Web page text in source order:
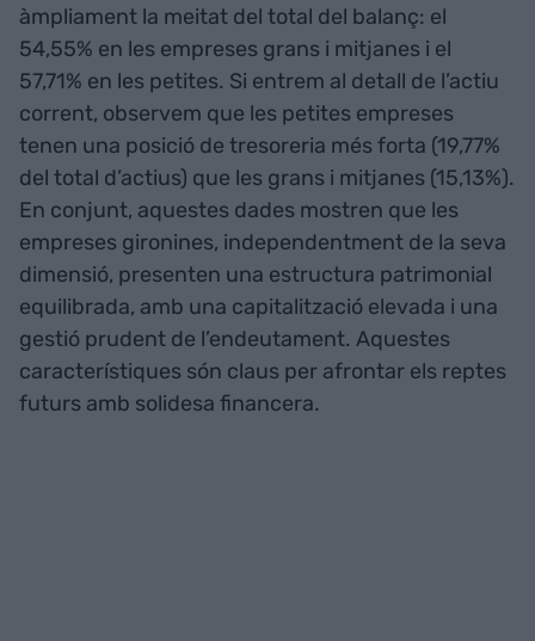
àmpliament la meitat del total del balanç: el
54,55% en les empreses grans i mitjanes i el
57,71% en les petites. Si entrem al detall de l’actiu
corrent, observem que les petites empreses
tenen una posició de tresoreria més forta (19,77%
del total d’actius) que les grans i mitjanes (15,13%).
En conjunt, aquestes dades mostren que les
empreses gironines, independentment de la seva
dimensió, presenten una estructura patrimonial
equilibrada, amb una capitalització elevada i una
gestió prudent de l’endeutament. Aquestes
característiques són claus per afrontar els reptes
futurs amb solidesa financera.